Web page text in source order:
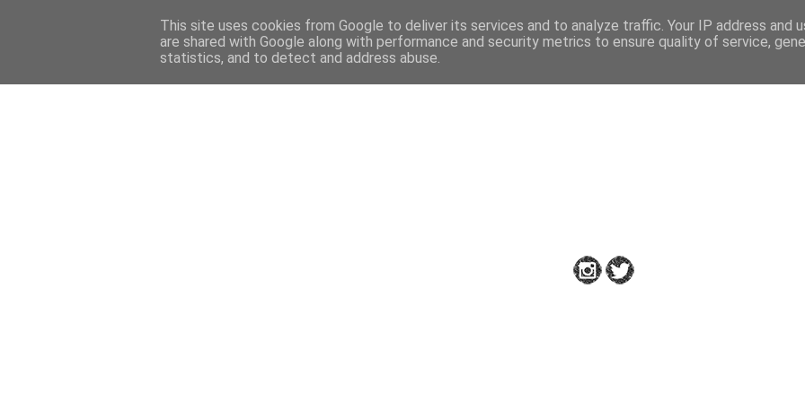
This site uses cookies from Google to deliver its services and to analyze traffic. Your IP address and
are shared with Google along with performance and security metrics to ensure quality of service,
statistics, and to detect and address abuse.